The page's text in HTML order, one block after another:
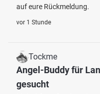
auf eure Rückmeldung.
vor 1 Stunde
Tockme
Angel-Buddy für
gesucht